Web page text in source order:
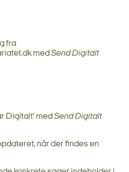
fra
med Send Digitalt
Digitalt' med Send Digitalt
når der findes en